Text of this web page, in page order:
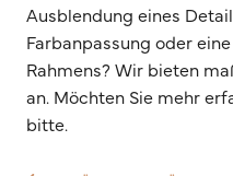
Ausblendung eines
Farbanpassung oder
Rahmens? Wir bieten
an. Möchten Sie mehr
bitte.